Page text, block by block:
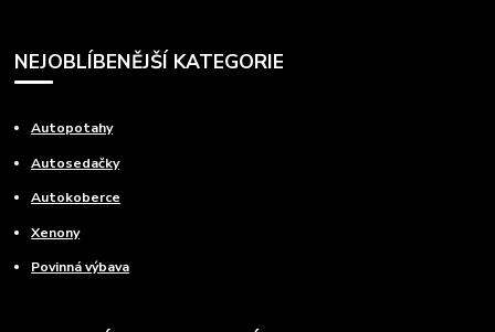
NEJOBLÍBENĚJŠÍ KATEGORIE
Autopotahy
Autosedačky
Autokoberce
Xenony
Povinná výbava